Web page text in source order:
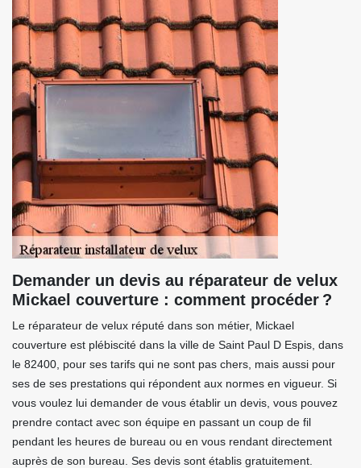
Demander un devis au réparateur de velux
Mickael couverture : comment procéder ?
Le réparateur de velux réputé dans son métier, Mickael
couverture est plébiscité dans la ville de Saint Paul D Espis, dans
le 82400, pour ses tarifs qui ne sont pas chers, mais aussi pour
ses de ses prestations qui répondent aux normes en vigueur. Si
vous voulez lui demander de vous établir un devis, vous pouvez
prendre contact avec son équipe en passant un coup de fil
pendant les heures de bureau ou en vous rendant directement
auprès de son bureau. Ses devis sont établis gratuitement.